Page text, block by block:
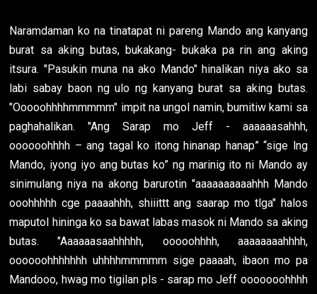
Naramdaman ko na tinatapat ni pareng Mando ang kanyang
burat sa aking butas, bukakang- bukaka pa rin ang aking
itsura. "Pasukin muna na ako Mando" hinalikan niya ako sa
labi sabay baon ng ulo ng kanyang burat sa aking butas.
"Ooooohhhhmmmmm" impit na ungol namin, bumitiw kami sa
paghahalikan. "Ang Sarap mo Jeff - aaaaaasahhh,
oooooohhhh – ang tagal ko itong hinanap hanap” “sige lng
Mando, iyong iyo ang butas ko” ng marinig ito ni Mando ay
sinimulang niya na akong barurotin "aaaaaaaaaahhh Mando
ooohhhhh cge paaaahhh, shiiittt ang saarap mo tlga" halos
maputol hininga ko sa bawat labas masok ni Mando sa aking
butas. "Aaaaaasaahhhhh, ooooohhhh, aaaaaaaahhhh,
oooooohhhhhhh uhhhhmmmmm sige paaaah, ibaon mo pa
Mandooo, hwag mo tigilan pls - sarap mo Jeff ooooooohhhh